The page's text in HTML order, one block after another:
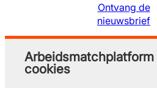
Ontvang de
nieuwsbrief
cookies